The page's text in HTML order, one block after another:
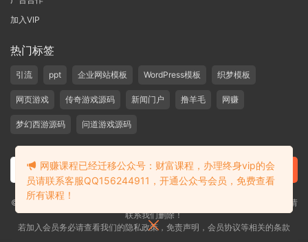
加入VIP
热门标签
引流 ppt 企业网站模板 WordPress模板 织梦模板
网页游戏 传奇游戏源码 新闻门户 撸羊毛 网赚
梦幻西游源码 问道游戏源码
©2019-2020 愁资源 站内大部分资源收集于网络，若侵犯了您的合法权益，请
联系我们删除！
若加入会员务必请查看我们的隐私政策，免责声明，会员协议等相关的条款
网赚课程已经迁移公众号：财富课程，办理终身vip的会
员请联系客服QQ156244911，开通公众号会员，免费查看
所有课程！